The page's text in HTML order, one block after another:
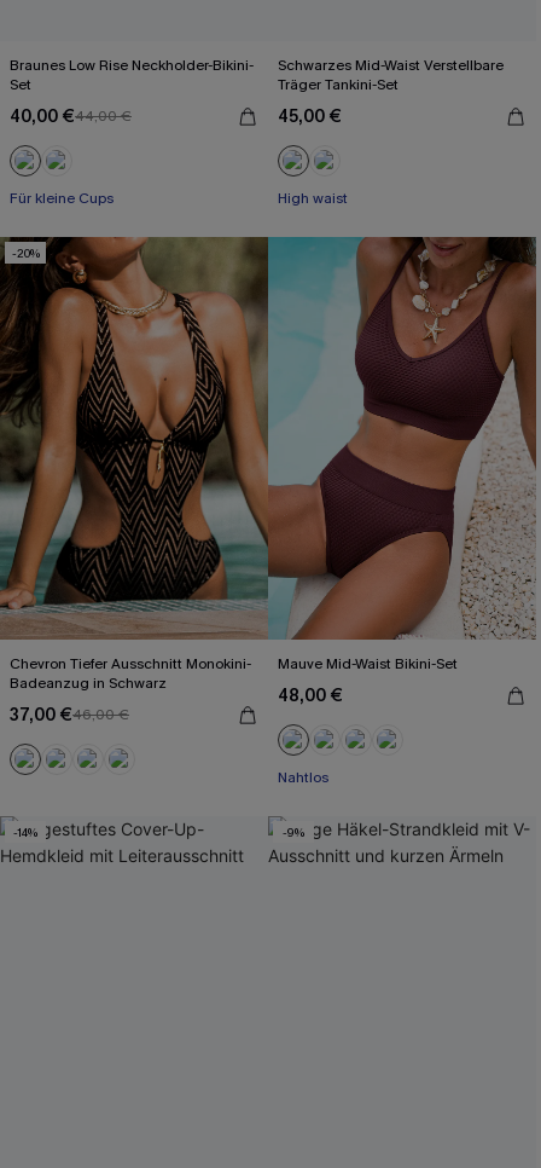
Braunes Low Rise Neckholder-Bikini-
Set
40,00 €44,00 €
Für kleine Cups
Schwarzes Mid-Waist Verstellbare
Träger Tankini-Set
45,00 €
High waist
-20%
Chevron Tiefer Ausschnitt Monokini-
Badeanzug in Schwarz
37,00 €46,00 €
Mauve Mid-Waist Bikini-Set
48,00 €
Nahtlos
-14% -9%